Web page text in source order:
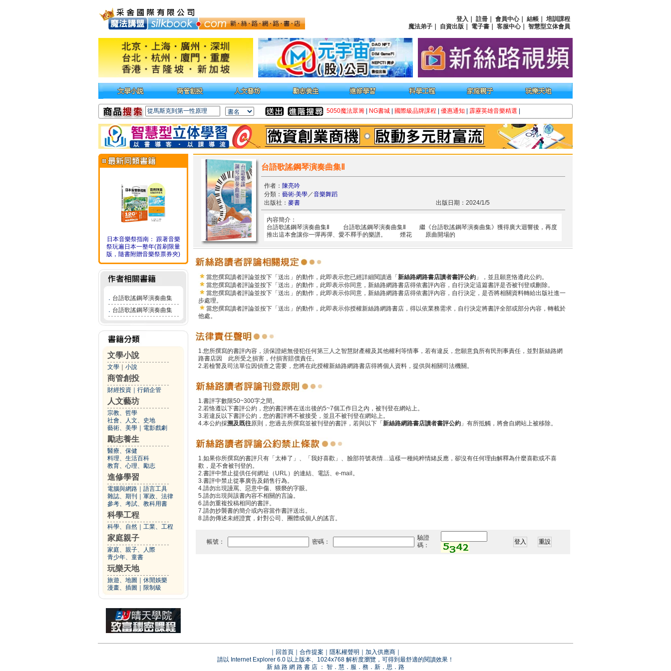
登入 註冊 會員中心｜ 結帳
培訓課程
魔法弟子
自資出版 電子書 客服中心｜ 智慧型立体會員
5050魔法眾籌 NG書城 國際級品牌課程 優惠通知 霹靂英雄音樂精選
日本音樂祭指南： 跟著音樂
祭玩遍日本一整年(首刷限量
版，隨書附贈音樂祭票券夾)
． 台語歌謠鋼琴演奏曲集
． 台語歌謠鋼琴演奏曲集
文學小說
文學 小說
商管創投
財經投資 行銷企管
人文藝坊
宗教、哲學
社會、人文、史地
藝術、美學
電影戲劇
勵志養生
醫療、保健
料理、生活百科
教育、心理、勵志
進修學習
電腦與網路
語言工具
雜誌、期刊
軍政、法律
參考、考試、教科用書
科學工程
科學、自然 工業、工程
家庭親子
家庭、親子、人際
青少年、童書
玩樂天地
旅遊、地圖
休閒娛樂
漫畫、插圖
限制級
台語歌謠鋼琴演奏曲集Ⅱ
作者： 陳亮吟
分類： 藝術‧美學／音樂舞蹈
出版社： 麥書 出版日期：2024/1/5
內容簡介：
台語歌謠鋼琴演奏曲集Ⅱ 台語歌謠鋼琴演奏曲集Ⅱ 繼《台語歌謠鋼琴演奏曲集》獲得廣大迴響後，再度
推出這本會讓你一彈再彈、愛不釋手的樂譜。 煙花 原曲開場的
當您撰寫讀者評論並按下「送出」的動作，此即表示您已經詳細閱讀過「 新絲路網路書店讀者書評公約 」，並且願意恪遵此公約。
當您撰寫讀者評論並按下「送出」的動作，此即表示你同意，新絲路網路書店得依書評內容，自行決定這篇書評是否被刊登或刪除。
當您撰寫讀者評論並按下「送出」的動作，此即表示你同意，新絲路網路書店得依書評內容，自行決定，是否將相關資料轉給出版社進一
步處理。
當您撰寫讀者評論並按下「送出」的動作，此即表示你授權新絲路網路書店，得以依業務需求，自行決定將書評全部或部分內容，轉載於
他處。
1.您所撰寫的書評內容，須保證絕無侵犯任何第三人之智慧財產權及其他權利等情事，若有違反，您願意負所有民刑事責任，並對新絲路網
路書店因 此所受之損害，付損害賠償責任。
2.若檢警及司法單位因偵查之需要，您將在此授權新絲路網路書店得將個人資料，提供與相關司法機關。
1.書評字數限50~300字之間。
2.若恪遵以下書評公約，您的書評將在送出後的5~7個工作日之內，被刊登在網站上。
3.若違反以下書評公約，您的書評將不被接受，並且不被刊登在網站上。
4.本公約採溯及既往原則，您過去所撰寫並被刊登的書評，若與以下「 新絲路網路書店讀者書評公約 」有所抵觸，將會自網站上被移除。
1.如果你所撰寫的書評只有「太棒了」、「我好喜歡」、臉部符號表情…這樣一種純粹情緒反應，卻沒有任何理由解釋為什麼喜歡或不喜
歡，是不會被刊登的。
2.書評中禁止提供任何網址（URL）的連結、電話、e-mail。
3.書評中禁止從事廣告及銷售行為。
4.請勿出現謾罵、惡意中傷、猥褻的字眼。
5.請勿出現與該書內容不相關的言論。
6.請勿重複投稿相同的書評。
7.請勿抄襲書的簡介或內容當作書評送出。
8.請勿傳述未經證實，針對公司、團體或個人的謠言。
帳號： 密碼：
驗證
碼：
回首頁 合作提案 隱私權聲明 加入供應商
請以 Internet Explorer 6.0 以上版本、1024x768 解析度瀏覽，可得到最舒適的閱讀效果！
新 絲 路 網 路 書 店 ： 智．慧．服．務．新．思．路